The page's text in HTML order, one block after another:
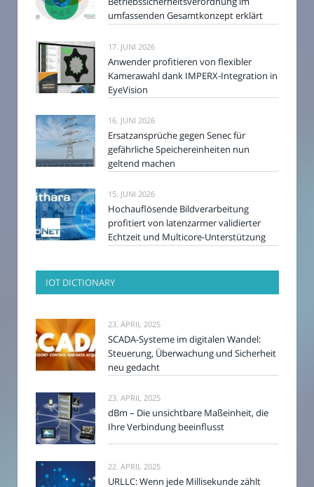
umfassenden Gesamtkonzept erklärt
17. JUNI 2026
Anwender profitieren von flexibler
Kamerawahl dank IMPERX-Integration in
EyeVision
16. JUNI 2026
Ersatzansprüche gegen Senec für
gefährliche Speichereinheiten nun
geltend machen
15. JUNI 2026
Hochauflösende Bildverarbeitung
profitiert von latenzarmer validierter
Echtzeit und Multicore-Unterstützung
IOT DICTIONARY
23. APRIL 2025
SCADA-Systeme im digitalen Wandel:
Steuerung, Überwachung und Sicherheit
neu gedacht
23. APRIL 2025
dBm – Die unsichtbare Maßeinheit, die
Ihre Verbindung beeinflusst
22. APRIL 2025
URLLC: Wenn jede Millisekunde zählt